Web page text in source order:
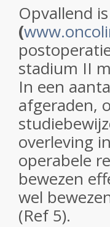
Opvallend
(
stadium II
In een
afgeraden,
overleving
operabele
bewezen
wel
(Ref 5).